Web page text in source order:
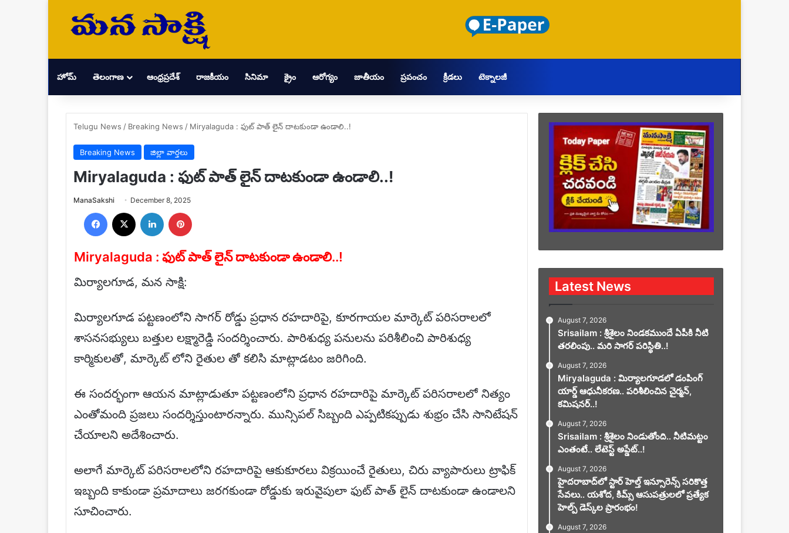
హోమ్ తెలంగాణ ఆంధ్రప్రదేశ్ రాజకీయం సినిమా క్రైం ఆరోగ్యం జాతీయం ప్రపంచం క్రీడలు టెక్నాలజీ
Telugu News / Breaking News / Miryalaguda : ఫుట్ పాత్ లైన్ దాటకుండా ఉండాలి..!
Breaking News జిల్లా వార్తలు
Miryalaguda : ఫుట్ పాత్ లైన్ దాటకుండా ఉండాలి..!
ManaSakshiSend
email
December 8, 2025
Facebook LinkedIn
Miryalaguda : ఫుట్ పాత్ లైన్ దాటకుండా ఉండాలి..!
మిర్యాలగూడ, మన సాక్షి:
మిర్యాలగూడ పట్టణంలోని సాగర్ రోడ్డు ప్రధాన రహదారిపై, కూరగాయల మార్కెట్ పరిసరాలలో
శాసనసభ్యులు బత్తుల లక్ష్మారెడ్డి సందర్శించారు. పారిశుధ్య పనులను పరిశీలించి పారిశుధ్య
కార్మికులతో, మార్కెట్ లోని రైతుల తో కలిసి మాట్లాడటం జరిగింది.
ఈ సందర్భంగా ఆయన మాట్లాడుతూ పట్టణంలోని ప్రధాన రహదారిపై మార్కెట్ పరిసరాలలో నిత్యం
ఎంతోమంది ప్రజలు సందర్శిస్తుంటారన్నారు. మున్సిపల్ సిబ్బంది ఎప్పటికప్పుడు శుభ్రం చేసి సానిటేషన్
చేయాలని అదేశించారు.
అలాగే మార్కెట్ పరిసరాలలోని రహదారిపై ఆకుకూరలు విక్రయించే రైతులు, చిరు వ్యాపారులు ట్రాఫిక్
ఇబ్బంది కాకుండా ప్రమాదాలు జరగకుండా రోడ్డుకు ఇరువైపులా ఫుట్ పాత్ లైన్ దాటకుండా ఉండాలని
సూచించారు.
Latest News
August 7, 2026
Srisailam : శ్రీశైలం నిండకముందే ఏపీకి నీటి
తరలింపు.. మరి సాగర్ పరిస్థితి..!
August 7, 2026
Miryalaguda : మిర్యాలగూడలో డంపింగ్
యార్డ్ ఆధునీకరణ.. పరిశీలించిన చైర్మన్,
కమిషనర్..!
August 7, 2026
Srisailam : శ్రీశైలం నిండుతోంది.. నీటిమట్టం
ఎంతంటే.. లేటెస్ట్ అప్డేట్..!
August 7, 2026
హైదరాబాద్‌లో స్టార్ హెల్త్ ఇన్సూరెన్స్ సరికొత్త
సేవలు.. యశోద, కిమ్స్ ఆసుపత్రులలో ప్రత్యేక
హెల్ప్ డెస్క్‌ల ప్రారంభం!
August 7, 2026